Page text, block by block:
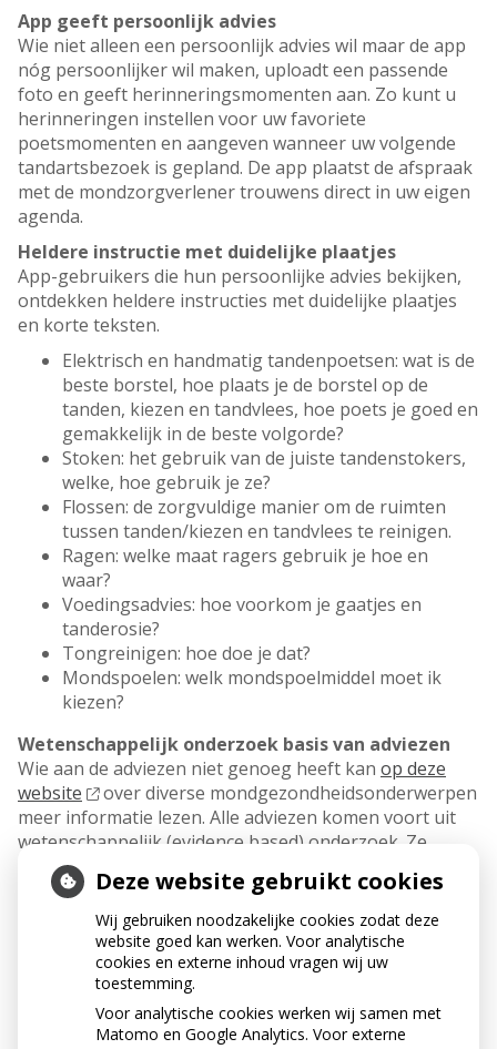
App geeft persoonlijk advies
Wie niet alleen een persoonlijk advies wil maar de app
nóg persoonlijker wil maken, uploadt een passende
foto en geeft herinneringsmomenten aan. Zo kunt u
herinneringen instellen voor uw favoriete
poetsmomenten en aangeven wanneer uw volgende
tandartsbezoek is gepland. De app plaatst de afspraak
met de mondzorgverlener trouwens direct in uw eigen
agenda.
Heldere instructie met duidelijke plaatjes
App-gebruikers die hun persoonlijke advies bekijken,
ontdekken heldere instructies met duidelijke plaatjes
en korte teksten.
Elektrisch en handmatig tandenpoetsen: wat is de
beste borstel, hoe plaats je de borstel op de
tanden, kiezen en tandvlees, hoe poets je goed en
gemakkelijk in de beste volgorde?
Stoken: het gebruik van de juiste tandenstokers,
welke, hoe gebruik je ze?
Flossen: de zorgvuldige manier om de ruimten
tussen tanden/kiezen en tandvlees te reinigen.
Ragen: welke maat ragers gebruik je hoe en
waar?
Voedingsadvies: hoe voorkom je gaatjes en
tanderosie?
Tongreinigen: hoe doe je dat?
Mondspoelen: welk mondspoelmiddel moet ik
kiezen?
Wetenschappelijk onderzoek basis van adviezen
Wie aan de adviezen niet genoeg heeft kan op deze
website
over diverse mondgezondheidsonderwerpen
meer informatie lezen. Alle adviezen komen voort uit
wetenschappelijk (evidence based) onderzoek. Ze
sluiten aan bij het
Ivoren Kruis (2011). Dit advies is aanbevolen door de
Gezondheidsraad voor toepassing in de klinische
richtlijnen voor mondzorg.
MEER WETEN?
Download dan de gratis app GezondeMond. De
Deze website gebruikt cookies
Wij gebruiken noodzakelijke cookies zodat deze
website goed kan werken. Voor analytische
cookies en externe inhoud vragen wij uw
toestemming.
Voor analytische cookies werken wij samen met
Matomo en Google Analytics. Voor externe